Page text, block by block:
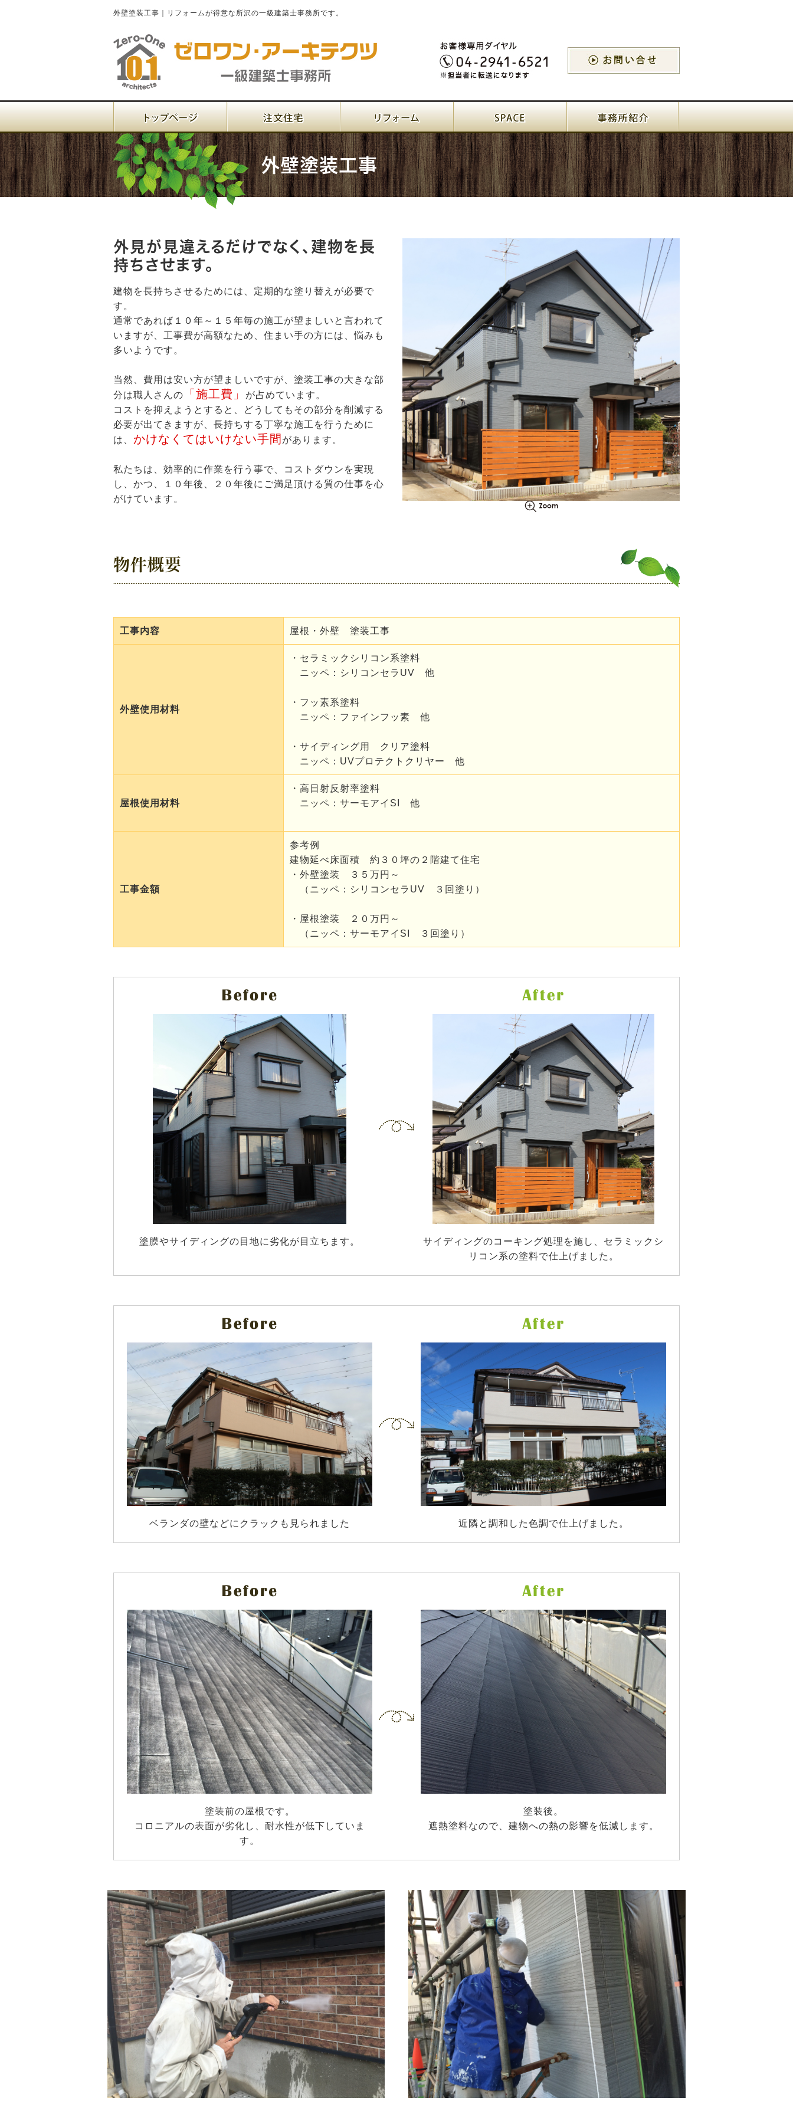
外壁塗装工事｜リフォームが得意な所沢の一級建築士事務所です。
外壁塗装工事
外見が見違えるだけでなく、建物を長
持ちさせます。
建物を長持ちさせるためには、定期的な塗り替えが必要で
す。
通常であれば１０年～１５年毎の施工が望ましいと言われて
いますが、工事費が高額なため、住まい手の方には、悩みも
多いようです。
当然、費用は安い方が望ましいですが、塗装工事の大きな部
分は職人さんの
「施工費」
が占めています。
コストを抑えようとすると、どうしてもその部分を削減する
必要が出てきますが、長持ちする丁寧な施工を行うために
は、 かけなくてはいけない手間 があります。
私たちは、効率的に作業を行う事で、コストダウンを実現
し、かつ、１０年後、２０年後にご満足頂ける質の仕事を心
がけています。
物件概要
工事内容 屋根・外壁 塗装工事
外壁使用材料
・セラミックシリコン系塗料
ニッペ：シリコンセラUV 他
・フッ素系塗料
ニッペ：ファインフッ素 他
・サイディング用 クリア塗料
ニッペ：UVプロテクトクリヤー 他
屋根使用材料
・高日射反射率塗料
ニッペ：サーモアイSI 他
工事金額
参考例
建物延べ床面積 約３０坪の２階建て住宅
・外壁塗装 ３５万円～
（ニッペ：シリコンセラUV ３回塗り）
・屋根塗装 ２０万円～
（ニッペ：サーモアイSI ３回塗り）
塗膜やサイディングの目地に劣化が目立ちます。
サイディングのコーキング処理を施し、セラミックシ
リコン系の塗料で仕上げました。
ベランダの壁などにクラックも見られました 近隣と調和した色調で仕上げました。
塗装前の屋根です。
コロニアルの表面が劣化し、耐水性が低下していま
す。
塗装後。
遮熱塗料なので、建物への熱の影響を低減します。